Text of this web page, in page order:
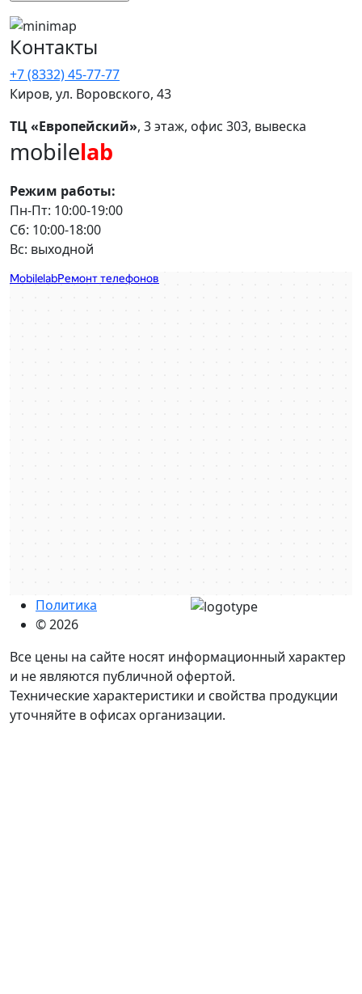
Контакты
+7 (8332) 45-77-77
Киров, ул. Воровского, 43
ТЦ «Европейский», 3 этаж, офис 303, вывеска
mobilelab
Режим работы:
Пн-Пт: 10:00-19:00
Сб: 10:00-18:00
Вс: выходной
Политика
© 2026
Все цены на сайте носят информационный характер
и не являются публичной офертой.
Технические характеристики и свойства продукции
уточняйте в офисах организации.